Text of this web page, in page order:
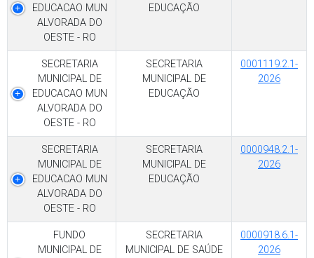
EDUCACAO MUN
ALVORADA DO
OESTE - RO
EDUCAÇÃO
SECRETARIA
MUNICIPAL DE
EDUCACAO MUN
ALVORADA DO
OESTE - RO
SECRETARIA
MUNICIPAL DE
EDUCAÇÃO
0001119.2.1-
2026
SECRETARIA
MUNICIPAL DE
EDUCACAO MUN
ALVORADA DO
OESTE - RO
SECRETARIA
MUNICIPAL DE
EDUCAÇÃO
0000948.2.1-
2026
FUNDO
MUNICIPAL DE
SECRETARIA
MUNICIPAL DE SAÚDE
0000918.6.1-
2026